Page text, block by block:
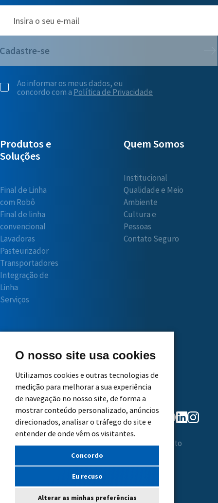
O nosso site usa cookies
Utilizamos cookies e outras tecnologias de
medição para melhorar a sua experiência
de navegação no nosso site, de forma a
mostrar conteúdo personalizado, anúncios
direcionados, analisar o tráfego do site e
entender de onde vêm os visitantes.
Concordo
Eu recuso
Alterar as minhas preferências
Cadastre-se
Ao informar os meus dados, eu
concordo com a Política de Privacidade
Produtos e
Soluções
Final de Linha
com Robô
Final de linha
convencional
Lavadoras
Pasteurizador
Transportadores
Integração de
Linha
Serviços
Quem Somos
Institucional
Qualidade e Meio
Ambiente
Cultura e
Pessoas
Contato Seguro
Central do
Cliente
Orçamento
Assistência
Técnica
Trabalhe
Conosco
Principais
Etapas do
Processo
Seletivo
Vagas em Aberto